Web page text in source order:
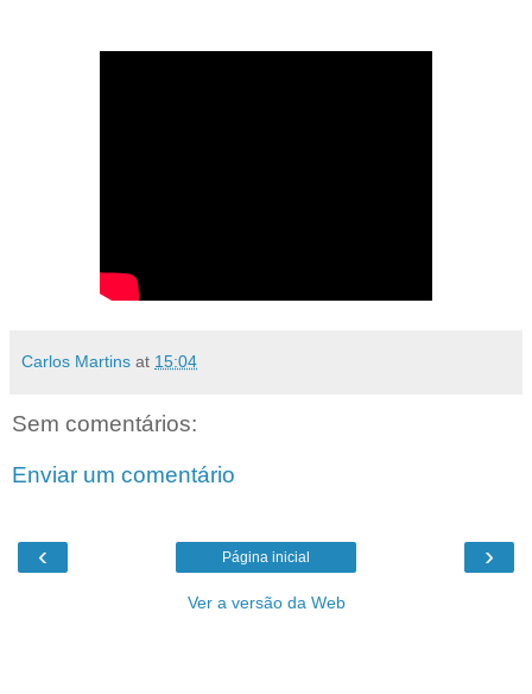
Carlos Martins at 15:04
Sem comentários:
Enviar um comentário
‹ ›
Página inicial
Ver a versão da Web